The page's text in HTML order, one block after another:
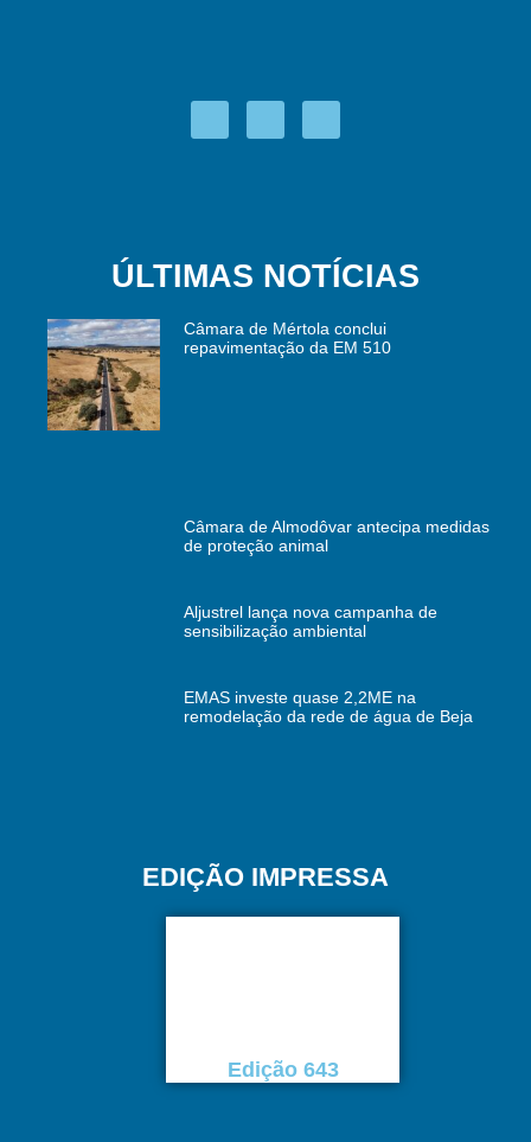
ÚLTIMAS NOTÍCIAS
Câmara de Mértola conclui
repavimentação da EM 510
Câmara de Almodôvar antecipa medidas
de proteção animal
Aljustrel lança nova campanha de
sensibilização ambiental
EMAS investe quase 2,2ME na
remodelação da rede de água de Beja
EDIÇÃO IMPRESSA
Edição 643